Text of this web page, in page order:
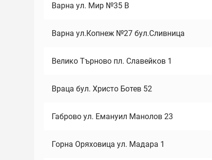
Варна ул. Мир №35 В
Варна ул.Копнеж №27 бул.Сливница
Велико Търново пл. Славейков 1
Враца бул. Христо Ботев 52
Габрово ул. Емануил Манолов 23
Горна Оряховица ул. Мадара 1